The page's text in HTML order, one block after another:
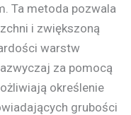
Ta metoda pozwala
i zwiększoną
warstw
za pomocą
określenie
grubości